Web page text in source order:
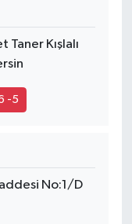
Kışlalı
-5
No:1/D